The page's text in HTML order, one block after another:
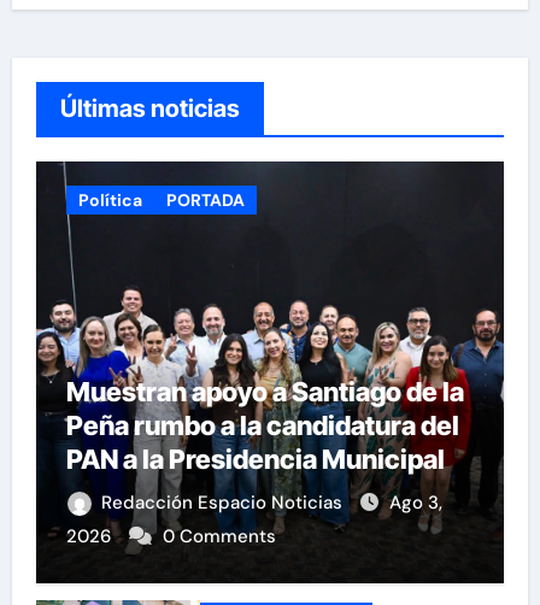
Últimas noticias
Política PORTADA
Muestran apoyo a Santiago de la
Peña rumbo a la candidatura del
PAN a la Presidencia Municipal
Redacción Espacio Noticias
Ago 3,
2026
0 Comments